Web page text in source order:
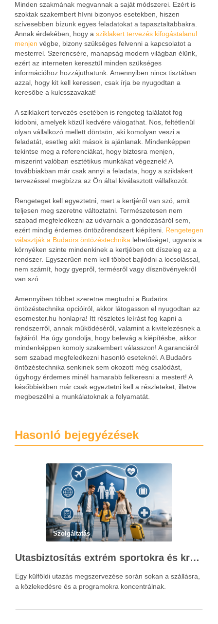
Minden szakmának megvannak a saját módszerei. Ezért is
szoktak szakembert hívni bizonyos esetekben, hiszen
szívesebben bízunk egyes feladatokat a tapasztaltabbakra.
Annak érdekében, hogy a sziklakert tervezés kifogástalanul
menjen végbe, bizony szükséges felvenni a kapcsolatot a
mesterrel. Szerencsére, manapság modern világban élünk,
ezért az interneten keresztül minden szükséges
információhoz hozzájuthatunk. Amennyiben nincs tisztában
azzal, hogy kit kell keressen, csak írja be nyugodtan a
keresőbe a kulcsszavakat!
A sziklakert tervezés esetében is rengeteg találatot fog
kidobni, amelyek közül kedvére válogathat. Nos, feltétlenül
olyan vállalkozó mellett döntsön, aki komolyan veszi a
feladatát, esetleg akit mások is ajánlanak. Mindenképpen
tekintse meg a referenciákat, hogy biztosra menjen,
miszerint valóban esztétikus munkákat végeznek! A
továbbiakban már csak annyi a feladata, hogy a sziklakert
tervezéssel megbízza az Ön által kiválasztott vállalkozót.
Rengeteget kell egyeztetni, mert a kertjéről van szó, amit
teljesen meg szeretne változtatni. Természetesen nem
szabad megfeledkezni az udvarnak a gondozásáról sem,
ezért mindig érdemes öntözőrendszert kiépíteni. Rengetegen
választják a Budaörs öntözéstechnika lehetőséget, ugyanis a
környéken szinte mindenkinek a kertjében ott díszeleg ez a
rendszer. Egyszerűen nem kell többet bajlódni a locsolással,
nem számít, hogy gyepről, termésről vagy dísznövényekről
van szó.
Amennyiben többet szeretne megtudni a Budaörs
öntözéstechnika opcióiról, akkor látogasson el nyugodtan az
esomester.hu honlapra! Itt részletes leírást fog kapni a
rendszerről, annak működéséről, valamint a kivitelezésnek a
fajtáiról. Ha úgy gondolja, hogy belevág a kiépítésbe, akkor
mindenképpen komoly szakembert válasszon! A garanciáról
sem szabad megfeledkezni hasonló eseteknél. A Budaörs
öntözéstechnika senkinek sem okozott még csalódást,
úgyhogy érdemes minél hamarabb felkeresni a mestert! A
későbbiekben már csak egyeztetni kell a részleteket, illetve
megbeszélni a munkálatoknak a folyamatát.
Hasonló bejegyézések
Szolgáltatás
Utasbiztosítás extrém sportokra és krónikus betegségek esetén: mire figyelj utazás előtt?
Egy külföldi utazás megszervezése során sokan a szállásra,
a közlekedésre és a programokra koncentrálnak.